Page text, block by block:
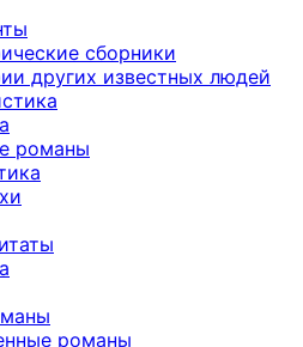
сборники
других известных людей
романы
романы